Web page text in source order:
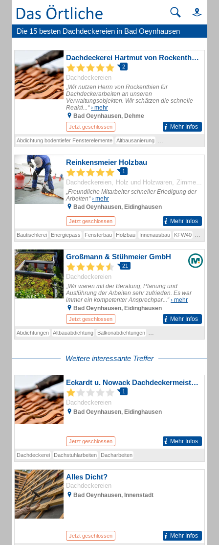
Die 15 besten Dachdeckereien in Bad Oeynhausen
Dachdeckerei Hartmut von Rockenthien
2
Dachdeckereien
„Wir nutzen Herrn von Rockenthien für
Dachdeckerarbeiten an unseren
Verwaltungsobjekten. Wir schätzen die schnelle
Reakti...“› mehr
Bad Oeynhausen, Dehme
Jetzt geschlossen Mehr Infos
Abdichtung bodentiefer Fensterelemente Altbausanierung
Reinkensmeier Holzbau
1
Dachdeckereien Holz und Holzwaren Zimmereien
„Freundliche Mitarbeiter schneller Erledigung der
Arbeiten“› mehr
Bad Oeynhausen, Eidinghausen
Jetzt geschlossen Mehr Infos
Bautischlerei Energiepass Fensterbau Holzbau Innenausbau KFW40
Großmann & Stühmeier GmbH
21
Dachdeckereien
„Wir waren mit der Beratung, Planung und
Ausführung der Arbeiten sehr zufrieden. Es war
immer ein kompetenter Ansprechpar...“› mehr
Bad Oeynhausen, Eidinghausen
Jetzt geschlossen Mehr Infos
Abdichtungen Altbauabdichtung Balkonabdichtungen
Weitere interessante Treffer
Eckardt u. Nowack Dachdeckermeisterbetrieb GmbH
1
Dachdeckereien
Bad Oeynhausen, Eidinghausen
Jetzt geschlossen Mehr Infos
Dachdeckerei Dachstuhlarbeiten Dacharbeiten
Alles Dicht?
Dachdeckereien
Bad Oeynhausen, Innenstadt
Jetzt geschlossen Mehr Infos